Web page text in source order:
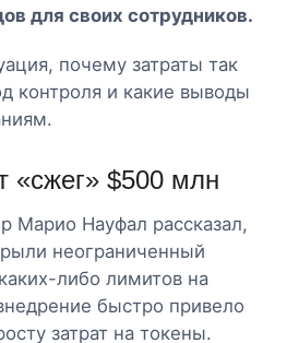
для своих сотрудников.
почему затраты так
контроля и какие выводы
«сжег» $500 млн
Марио Науфал рассказал,
неограниченный
либо лимитов на
быстро привело
затрат на токены.